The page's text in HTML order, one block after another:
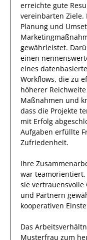
erreichte gute
vereinbarten Ziele.
Planung und
gewährleistet.
einen
eines
Workflows, die zu
höherer
Maßnahmen und
dass die Projekte
mit Erfolg
Aufgaben erfüllte
Zufriedenheit.
Ihre
war teamorientiert,
sie vertrauensvolle
und Partnern
kooperativen
Das
Musterfrau zum